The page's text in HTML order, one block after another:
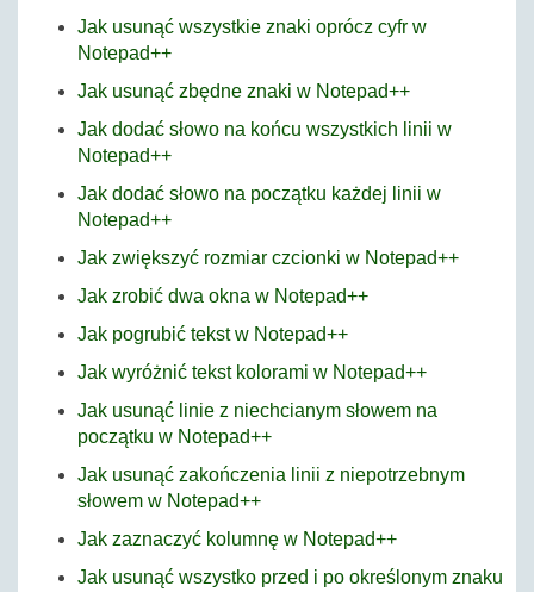
Jak usunąć wszystkie znaki oprócz cyfr w
Notepad++
Jak usunąć zbędne znaki w Notepad++
Jak dodać słowo na końcu wszystkich linii w
Notepad++
Jak dodać słowo na początku każdej linii w
Notepad++
Jak zwiększyć rozmiar czcionki w Notepad++
Jak zrobić dwa okna w Notepad++
Jak pogrubić tekst w Notepad++
Jak wyróżnić tekst kolorami w Notepad++
Jak usunąć linie z niechcianym słowem na
początku w Notepad++
Jak usunąć zakończenia linii z niepotrzebnym
słowem w Notepad++
Jak zaznaczyć kolumnę w Notepad++
Jak usunąć wszystko przed i po określonym znaku